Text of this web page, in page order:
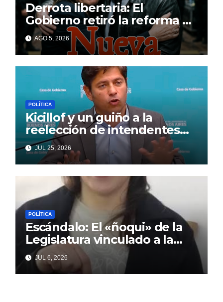
Derrota libertaria: El
Gobierno retiró la reforma a
la Ley de Tierras en el
Senado
AGO 5, 2026
POLÍTICA
Kicillof y un guiño a la
reelección de intendentes
que Cagliardi espera ansioso
JUL 25, 2026
POLÍTICA
Escándalo: El «ñoqui» de la
Legislatura vinculado a la
concejal libertaria no quiere
soltar al «ESTADO»
JUL 6, 2026